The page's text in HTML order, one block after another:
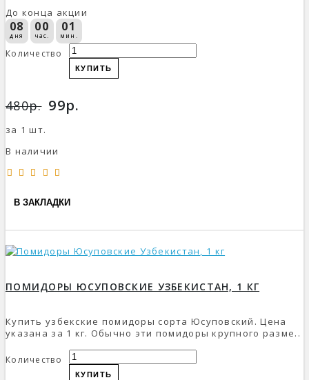
До конца акции
08
дня
00
час.
01
мин.
Количество
КУПИТЬ
480р. 99р.
за 1 шт.
В наличии
В ЗАКЛАДКИ
ПОМИДОРЫ ЮСУПОВСКИЕ УЗБЕКИСТАН, 1 КГ
Купить узбекские помидоры сорта Юсуповский. Цена
указана за 1 кг. Обычно эти помидоры крупного разме..
Количество
КУПИТЬ